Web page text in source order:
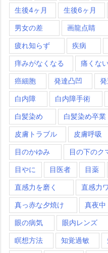
生後4ヶ月 生後6ヶ月
男女の差 画龍点睛
疲れ知らず 疾病
痒みがなくなる 痛くな
癌細胞 発達凸凹
白内障 白内障手術
白髪染め 白髪染め卒業
皮膚トラブル 皮膚呼吸
目のかゆみ 目の下のク
目やに 目医者 目薬
直感力を磨く 直感力
真っ赤な夕焼け 真夜中
眼の病気 眼内レンズ
瞑想方法 知覚過敏